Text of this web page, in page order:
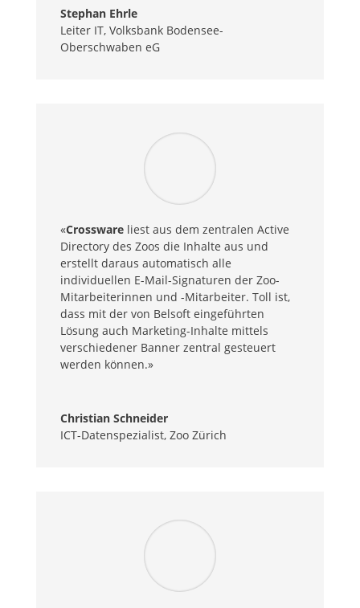
Stephan Ehrle
Leiter IT, Volksbank Bodensee-
Oberschwaben eG
«Crosswareliest aus dem zentralen Active
Directory des Zoos die Inhalte aus und
erstellt daraus automatisch alle
individuellen E-Mail-Signaturen der Zoo-
Mitarbeiterinnen und -Mitarbeiter. Toll ist,
dass mit der von Belsoft eingeführten
Lösung auch Marketing-Inhalte mittels
verschiedener Banner zentral gesteuert
werden können.»
Christian Schneider
ICT-Datenspezialist, Zoo Zürich